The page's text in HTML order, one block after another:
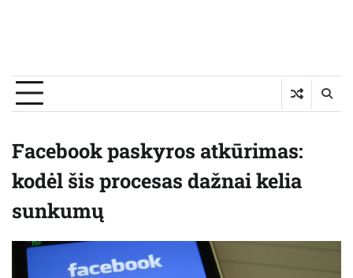
Facebook paskyros atkūrimas:
kodėl šis procesas dažnai kelia
sunkumų